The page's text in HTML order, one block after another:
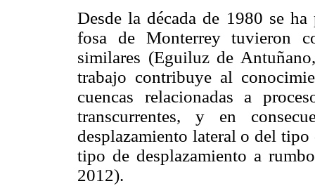
Desde la década de 1980 se
fosa de Monterrey tuvieron
similares (Eguiluz de
trabajo contribuye al
cuencas relacionadas a
transcurrentes, y en
desplazamiento lateral o del
tipo de desplazamiento a
2012).